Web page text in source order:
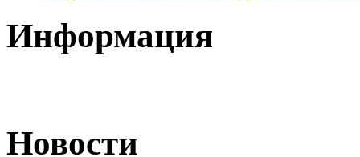
Информация
Новости